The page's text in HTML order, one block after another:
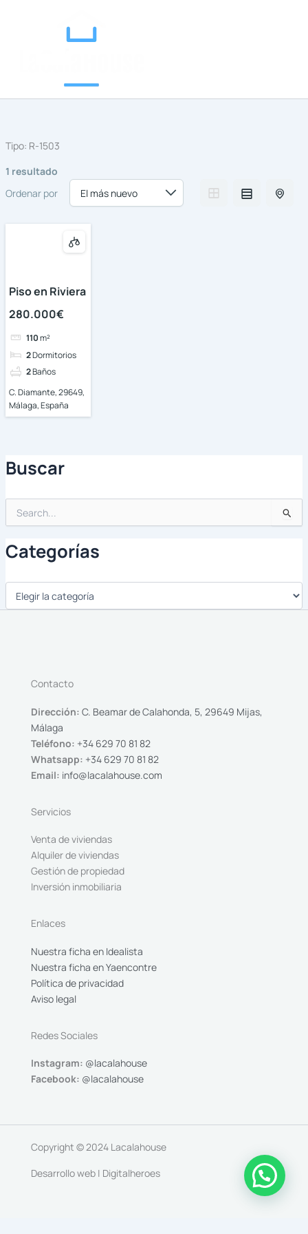
Tipo: R-1503
1 resultado
Ordenar por
Piso en Riviera
280.000€
110m²
2Dormitorios
2Baños
C. Diamante, 29649,
Málaga, España
Buscar
Buscar
por:
Categorías
Contacto
Dirección: C. Beamar de Calahonda, 5, 29649 Mijas,
Málaga
Teléfono: +34 629 70 81 82
Whatsapp: +34 629 70 81 82
Email: info@lacalahouse.com
Servicios
Venta de viviendas
Alquiler de viviendas
Gestión de propiedad
Inversión inmobiliaria
Enlaces
Nuestra ficha en Idealista
Nuestra ficha en Yaencontre
Política de privacidad
Aviso legal
Redes Sociales
Instagram: @lacalahouse
Facebook: @lacalahouse
Copyright © 2024 Lacalahouse
Desarrollo web | Digitalheroes